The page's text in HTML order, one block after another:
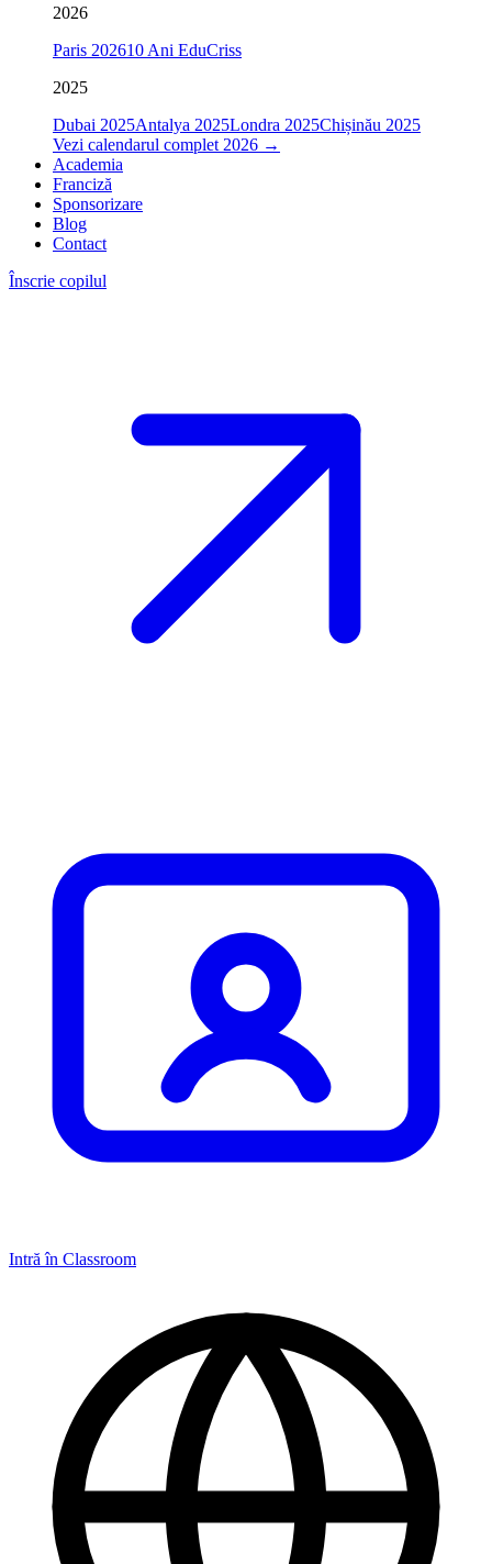
2026
Paris 202610 Ani EduCriss
2025
Dubai 2025Antalya 2025Londra 2025Chișinău 2025
Vezi calendarul complet 2026 →
Academia
Franciză
Sponsorizare
Blog
Contact
Înscrie copilul
Intră în Classroom